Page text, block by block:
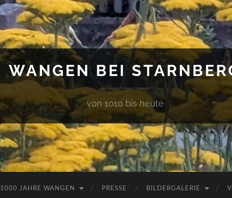
WANGEN BEI
von 1010 bis heute
1000 JAHRE WANGEN PRESSE BILDERGALERIE